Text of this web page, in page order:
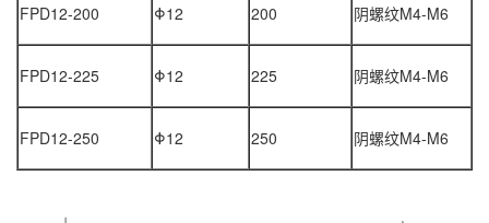
FPD12-200 Φ12 200 阴螺纹M4-M6
FPD12-225 Φ12 225 阴螺纹M4-M6
FPD12-250 Φ12 250 阴螺纹M4-M6